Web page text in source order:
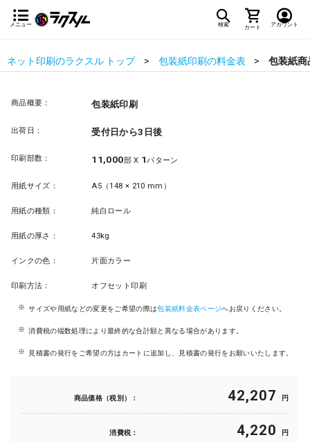
メニュー 検索 カート アカウント
ネット印刷のラクスル トップ 包装紙印刷の料金表 包装紙商
商品概要： 包装紙印刷
出荷日： 受付日から3日後
印刷部数： 11,000部 X 1パターン
用紙サイズ： A5（148 × 210 mm）
用紙の種類： 純白ロール
用紙の厚さ： 43kg
インクの色： 片面カラー
印刷方法： オフセット印刷
サイズや用紙などの変更をご希望の際は包装紙料金表ページへお戻りください。
消費税の端数処理により最終的な合計額と異なる場合があります。
見積書の発行をご希望の方はカートに追加し、見積書の発行をお願いいたします。
商品価格（税別）： 42,207 円
消費税： 4,220 円